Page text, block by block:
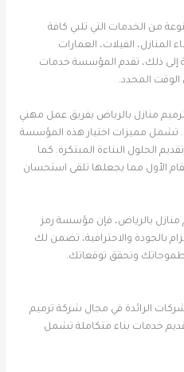
من الخدمات التي تلبي كافة
الفيلات، العمارات
إلى ذلك، تقدم المؤسسة خدمات
الوقت المحدد.
منازل بالرياض بفريق عمل مهني
تشمل مميزات اختيار هذه المؤسسة
الحلول البناءة المبتكرة. كما
الأول مما يجعلها تلقى استحسان
بالرياض، فإن مؤسسة رمز
بالجودة والاحترافية، تضمن لك
وتحقق توقعاتك.
الرائدة في مجال شركة ترميم
خدمات بناء متكاملة تشمل